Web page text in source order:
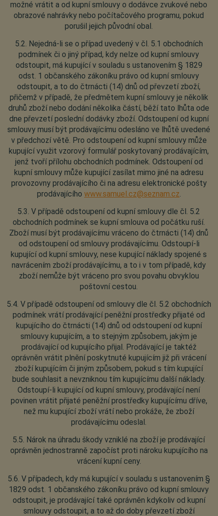
možné vrátit a od kupní smlouvy o dodávce zvukové nebo
obrazové nahrávky nebo počítačového programu, pokud
porušil jejich původní obal.
5.2. Nejedná-li se o případ uvedený v čl. 5.1 obchodních
podmínek či o jiný případ, kdy nelze od kupní smlouvy
odstoupit, má kupující v souladu s ustanovením § 1829
odst. 1 občanského zákoníku právo od kupní smlouvy
odstoupit, a to do čtrnácti (14) dnů od převzetí zboží,
přičemž v případě, že předmětem kupní smlouvy je několik
druhů zboží nebo dodání několika částí, běží tato lhůta ode
dne převzetí poslední dodávky zboží. Odstoupení od kupní
smlouvy musí být prodávajícímu odesláno ve lhůtě uvedené
v předchozí větě. Pro odstoupení od kupní smlouvy může
kupující využit vzorový formulář poskytovaný prodávajícím,
jenž tvoří přílohu obchodních podmínek. Odstoupení od
kupní smlouvy může kupující zasílat mimo jiné na adresu
provozovny prodávajícího či na adresu elektronické pošty
prodávajícího www.samuel.cz@seznam.cz.
5.3. V případě odstoupení od kupní smlouvy dle čl. 5.2
obchodních podmínek se kupní smlouva od počátku ruší.
Zboží musí být prodávajícímu vráceno do čtrnácti (14) dnů
od odstoupení od smlouvy prodávajícímu. Odstoupí-li
kupující od kupní smlouvy, nese kupující náklady spojené s
navrácením zboží prodávajícímu, a to i v tom případě, kdy
zboží nemůže být vráceno pro svou povahu obvyklou
poštovní cestou.
5.4. V případě odstoupení od smlouvy dle čl. 5.2 obchodních
podmínek vrátí prodávající peněžní prostředky přijaté od
kupujícího do čtrnácti (14) dnů od odstoupení od kupní
smlouvy kupujícím, a to stejným způsobem, jakým je
prodávající od kupujícího přijal. Prodávající je taktéž
oprávněn vrátit plnění poskytnuté kupujícím již při vrácení
zboží kupujícím či jiným způsobem, pokud s tím kupující
bude souhlasit a nevzniknou tím kupujícímu další náklady.
Odstoupí-li kupující od kupní smlouvy, prodávající není
povinen vrátit přijaté peněžní prostředky kupujícímu dříve,
než mu kupující zboží vrátí nebo prokáže, že zboží
prodávajícímu odeslal.
5.5. Nárok na úhradu škody vzniklé na zboží je prodávající
oprávněn jednostranně započíst proti nároku kupujícího na
vrácení kupní ceny.
5.6. V případech, kdy má kupující v souladu s ustanovením §
1829 odst. 1 občanského zákoníku právo od kupní smlouvy
odstoupit, je prodávající také oprávněn kdykoliv od kupní
smlouvy odstoupit, a to až do doby převzetí zboží